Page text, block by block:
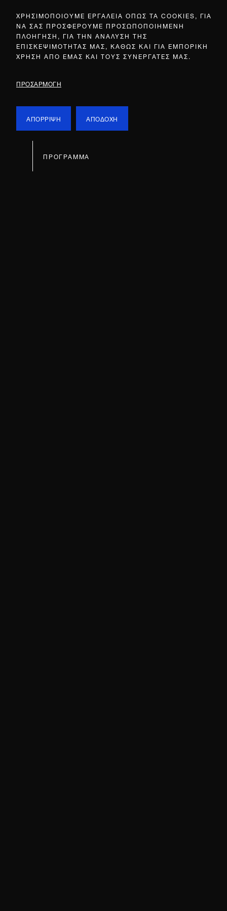
ΧΡΗΣΙΜΟΠΟΙΟΥΜΕ ΕΡΓΑΛΕΙΑ ΟΠΩΣ ΤΑ COOKIES, ΓΙΑ
ΝΑ ΣΑΣ ΠΡΟΣΦΕΡΟΥΜΕ ΠΡΟΣΩΠΟΠΟΙΗΜΕΝΗ
ΠΛΟΗΓΗΣΗ, ΓΙΑ ΤΗΝ ΑΝΑΛΥΣΗ ΤΗΣ
ΕΠΙΣΚΕΨΙΜΟΤΗΤΑΣ ΜΑΣ, ΚΑΘΩΣ ΚΑΙ ΓΙΑ ΕΜΠΟΡΙΚΗ
ΧΡΗΣΗ ΑΠΟ ΕΜΑΣ ΚΑΙ ΤΟΥΣ ΣΥΝΕΡΓΑΤΕΣ ΜΑΣ.
ΠΡΟΣΑΡΜΟΓΗ
ΑΠΟΡΡΙΨΗ ΑΠΟΔΟΧΗ
ΠΡΟΓΡΑΜΜΑ